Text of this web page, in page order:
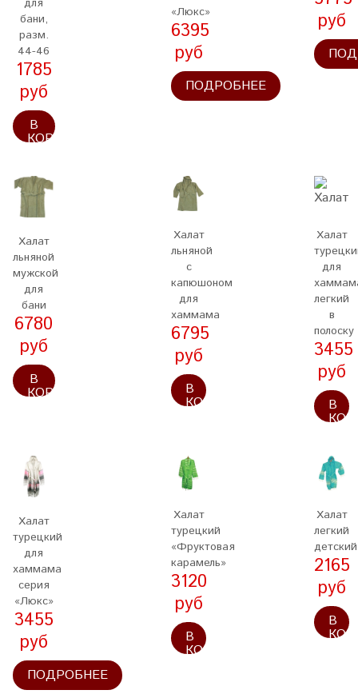
бани,
разм.
44-46
1785
руб
В
КОРЗИНУ
«Люкс»
6395
руб
ПОДРОБНЕЕ
руб
Халат
льняной
мужской
для
бани
6780
руб
В
КОРЗИНУ
Халат
льняной
с
капюшоном
для
хаммама
6795
руб
В
КОРЗИНУ
Халат
для
легкий
в
полоску
3455
руб
В
Халат
турецкий
для
хаммама
серия
«Люкс»
3455
руб
ПОДРОБНЕЕ
Халат
турецкий
«Фруктовая
карамель»
3120
руб
В
КОРЗИНУ
Халат
легкий
детский
2165
руб
В